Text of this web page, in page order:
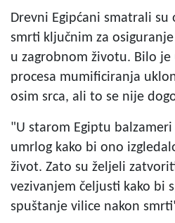
Drevni Egipćani smatrali
smrti ključnim za
u zagrobnom životu. Bilo
procesa mumificiranja
osim srca, ali to se nije
"U starom Egiptu
umrlog kako bi ono
život. Zato su željeli
vezivanjem čeljusti kako bi
spuštanje vilice nakon